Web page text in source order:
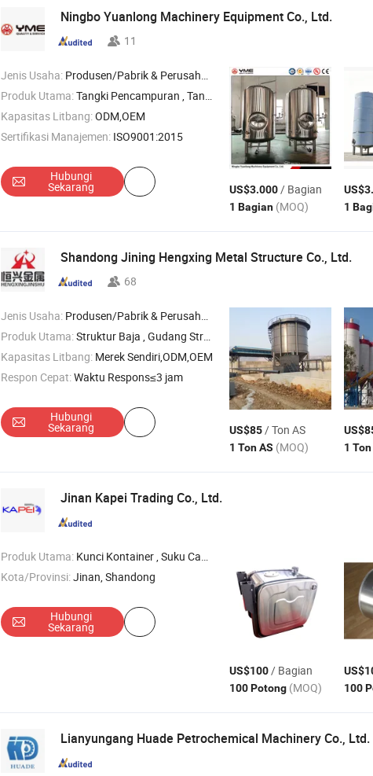
Ningbo Yuanlong Machinery Equipment Co., Ltd.
11
Jenis Usaha: Produsen/Pabrik & Perusahaan Dagang
Produk Utama:Tangki Pencampuran , Tangki Penyimpanan
Kapasitas Litbang:ODM,OEM
Sertifikasi Manajemen: ISO9001:2015
Hubungi
Sekarang US$3.000/ Bagian
1 Bagian (MOQ) 1
Shandong Jining Hengxing Metal Structure Co., Ltd.
68
Jenis Usaha: Produsen/Pabrik & Perusahaan Dagang
Produk Utama:Struktur Baja , Gudang Struktur Baja , Pabrik Struktur Baja , Kerangka Ruang , Kerangka Bola Baut
Kapasitas Litbang: Merek Sendiri,ODM,OEM
Respon Cepat:Waktu Respons≤3 jam
Hubungi
Sekarang US$85/ Ton AS
1 Ton AS (MOQ) 1 Ton
Jinan Kapei Trading Co., Ltd.
Produk Utama: Kunci Kontainer , Suku Cadang Otomotif , Tangki Minyak Hidrolik , Bagian Pengecoran , Bagian Penempaan
Kota/Provinsi:Jinan, Shandong
Hubungi
Sekarang
US$100/ Bagian
100 Potong (MOQ) 100
Lianyungang Huade Petrochemical Machinery Co., Ltd.